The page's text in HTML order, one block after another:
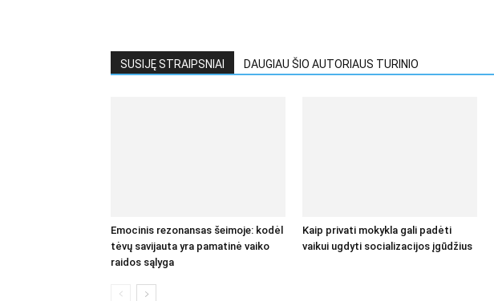
SUSIJĘ STRAIPSNIAI DAUGIAU ŠIO AUTORIAUS TURINIO
Emocinis rezonansas šeimoje: kodėl
tėvų savijauta yra pamatinė vaiko
raidos sąlyga
Kaip privati mokykla gali padėti
vaikui ugdyti socializacijos įgūdžius